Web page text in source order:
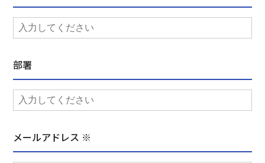
部署
メールアドレス ※